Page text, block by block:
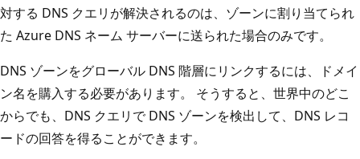
対する DNS クエリが解決されるのは、ゾーンに割り当てられ
た Azure DNS ネーム サーバーに送られた場合のみです。
DNS ゾーンをグローバル DNS 階層にリンクするには、ドメイ
ン名を購入する必要があります。 そうすると、世界中のどこ
からでも、DNS クエリで DNS ゾーンを検出して、DNS レコ
ードの回答を得ることができます。